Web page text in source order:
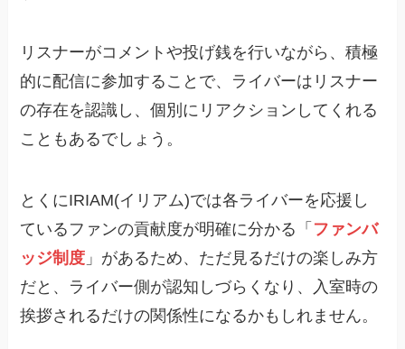
リスナーがコメントや投げ銭を行いながら、積極
的に配信に参加することで、ライバーはリスナー
の存在を認識し、個別にリアクションしてくれる
こともあるでしょう。
とくにIRIAM(イリアム)では各ライバーを応援し
ているファンの貢献度が明確に分かる「 ファンバ
ッジ制度 」があるため、ただ見るだけの楽しみ方
だと、ライバー側が認知しづらくなり、入室時の
挨拶されるだけの関係性になるかもしれません。